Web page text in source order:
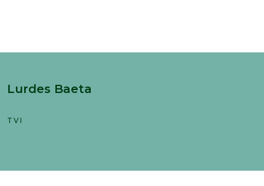
Lurdes Baeta
TVI